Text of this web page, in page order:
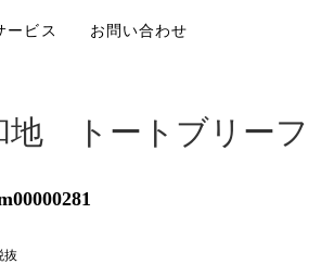
ービス お問い合わせ
地 トートブリーフ
抜